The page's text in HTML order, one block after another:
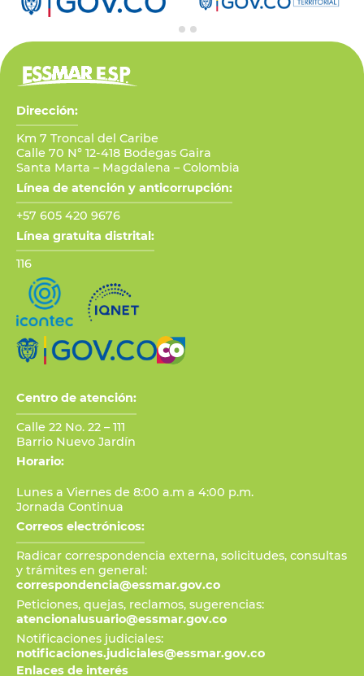
Dirección:
Km 7 Troncal del Caribe
Calle 70 N° 12-418 Bodegas Gaira
Santa Marta – Magdalena – Colombia
Línea de atención y anticorrupción:
+57 605 420 9676
Línea gratuita distrital:
116
Centro de atención:
Calle 22 No. 22 – 111
Barrio Nuevo Jardín
Horario:
Lunes a Viernes de 8:00 a.m a 4:00 p.m.
Jornada Continua
Correos electrónicos:
Radicar correspondencia externa, solicitudes, consultas
y trámites en general:
correspondencia@essmar.gov.co
Peticiones, quejas, reclamos, sugerencias:
atencionalusuario@essmar.gov.co
Notificaciones judiciales:
notificaciones.judiciales@essmar.gov.co
Enlaces de interés